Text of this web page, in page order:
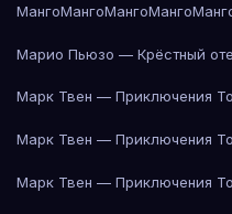
МангоМангоМангоМанго
Марио Пьюзо — Крёстный
Марк Твен — Приключения
Марк Твен — Приключения
Марк Твен — Приключения